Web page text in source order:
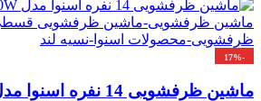
-17%
ماشین ظرفشویی 14 نفره اسنوا مدل SDW-A20W